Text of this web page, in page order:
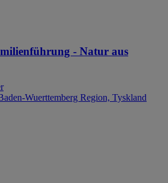
- Natur aus
Wuerttemberg Region, Tyskland